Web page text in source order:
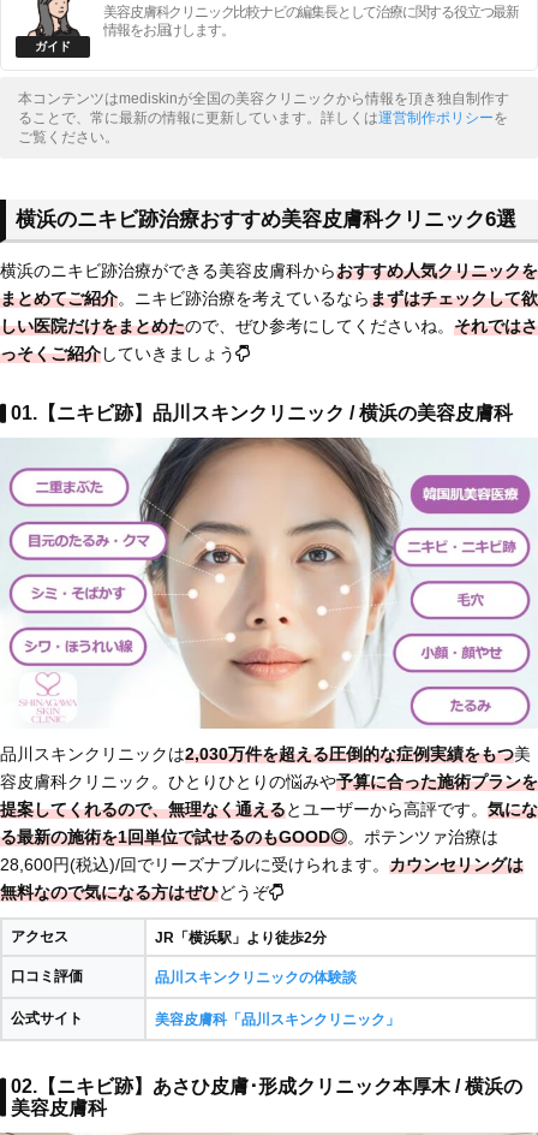
美容皮膚科クリニック比較ナビの編集長として治療に関する役立つ最新
情報をお届けします。
本コンテンツはmediskinが全国の美容クリニックから情報を頂き独自制作す
ることで、常に最新の情報に更新しています。詳しくは運営制作ポリシーを
ご覧ください。
横浜のニキビ跡治療おすすめ美容皮膚科クリニック6選
横浜のニキビ跡治療ができる美容皮膚科からおすすめ人気クリニックを
まとめてご紹介。ニキビ跡治療を考えているならまずはチェックして欲
しい医院だけをまとめたので、ぜひ参考にしてくださいね。 それではさ
っそくご紹介していきましょう
01.【ニキビ跡】品川スキンクリニック / 横浜の美容皮膚科
品川スキンクリニックは2,030万件を超える圧倒的な症例実績をもつ美
容皮膚科クリニック。ひとりひとりの悩みや予算に合った施術プランを
提案してくれるので、無理なく通えるとユーザーから高評です。 気にな
る最新の施術を1回単位で試せるのもGOOD◎。ポテンツァ治療は
28,600円(税込)/回でリーズナブルに受けられます。 カウンセリングは
無料なので気になる方はぜひどうぞ
アクセス JR「横浜駅」より徒歩2分
口コミ評価 品川スキンクリニックの体験談
公式サイト 美容皮膚科「品川スキンクリニック」
02.【ニキビ跡】あさひ皮膚･形成クリニック本厚木 / 横浜の
美容皮膚科